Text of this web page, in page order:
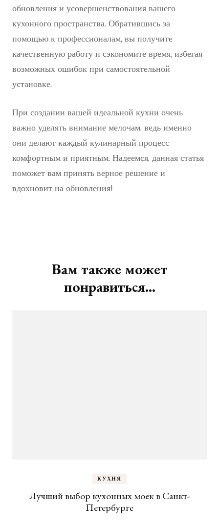
обновления и усовершенствования вашего
кухонного пространства. Обратившись за
помощью к профессионалам, вы получите
качественную работу и сэкономите время, избегая
возможных ошибок при самостоятельной
установке.
При создании вашей идеальной кухни очень
важно уделять внимание мелочам, ведь именно
они делают каждый кулинарный процесс
комфортным и приятным. Надеемся, данная статья
поможет вам принять верное решение и
вдохновит на обновления!
записямВам также может
понравиться...
КУХНЯ
Лучший выбор кухонных моек в Санкт-
Петербурге